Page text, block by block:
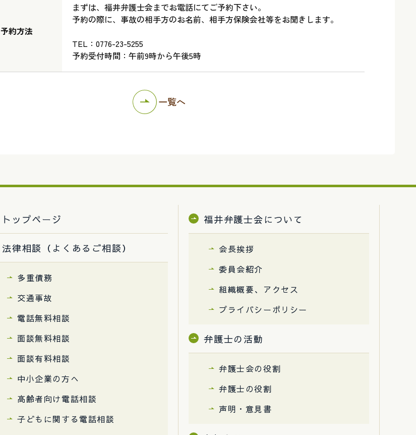
予約方法
まずは、福井弁護士会までお電話にてご予約下さい。
予約の際に、事故の相手方のお名前、相手方保険会社等をお聞きします。
TEL：0776-23-5255
予約受付時間：午前9時から午後5時
一覧へ
トップページ
法律相談（よくあるご相談）
多重債務
交通事故
電話無料相談
面談無料相談
面談有料相談
中小企業の方へ
高齢者向け電話相談
子どもに関する電話相談
福井弁護士会について
会長挨拶
委員会紹介
組織概要、アクセス
プライバシーポリシー
弁護士の活動
弁護士会の役割
弁護士の役割
声明・意見書